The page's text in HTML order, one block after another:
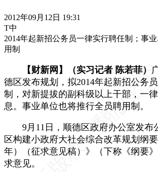
2012年09月12日 19:31
T中
2014年起新招公务员一律实行聘任制；事
用制
【财新网】（实习记者 陈若菲）
德区发布规划，拟2014年起新招公务
制，对新提拔的副科级以上干部，一
息。事业单位也将推行全员聘用制。
9月11日，顺德区政府办公室发布
区构建小政府大社会综合改革规划纲
年）（征求意见稿）》（下称《纲要
求意见。